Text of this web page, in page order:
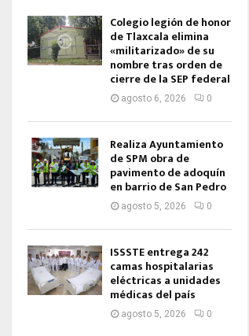
Colegio legión de honor
de Tlaxcala elimina
«militarizado» de su
nombre tras orden de
cierre de la SEP federal
agosto 6, 2026 0
Realiza Ayuntamiento
de SPM obra de
pavimento de adoquín
en barrio de San Pedro
agosto 5, 2026 0
ISSSTE entrega 242
camas hospitalarias
eléctricas a unidades
médicas del país
agosto 5, 2026 0